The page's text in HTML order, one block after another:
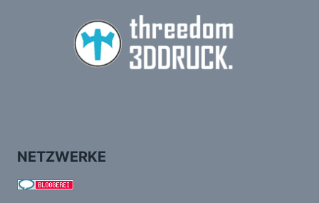
NETZWERKE